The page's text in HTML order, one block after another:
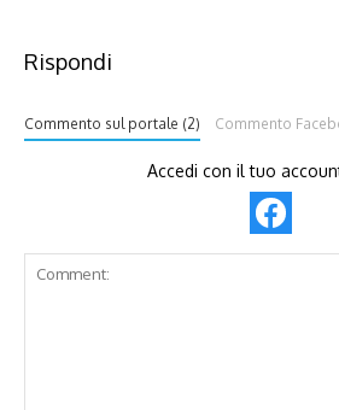
Rispondi
Commento sul portale (2) Commento
Accedi con il tuo